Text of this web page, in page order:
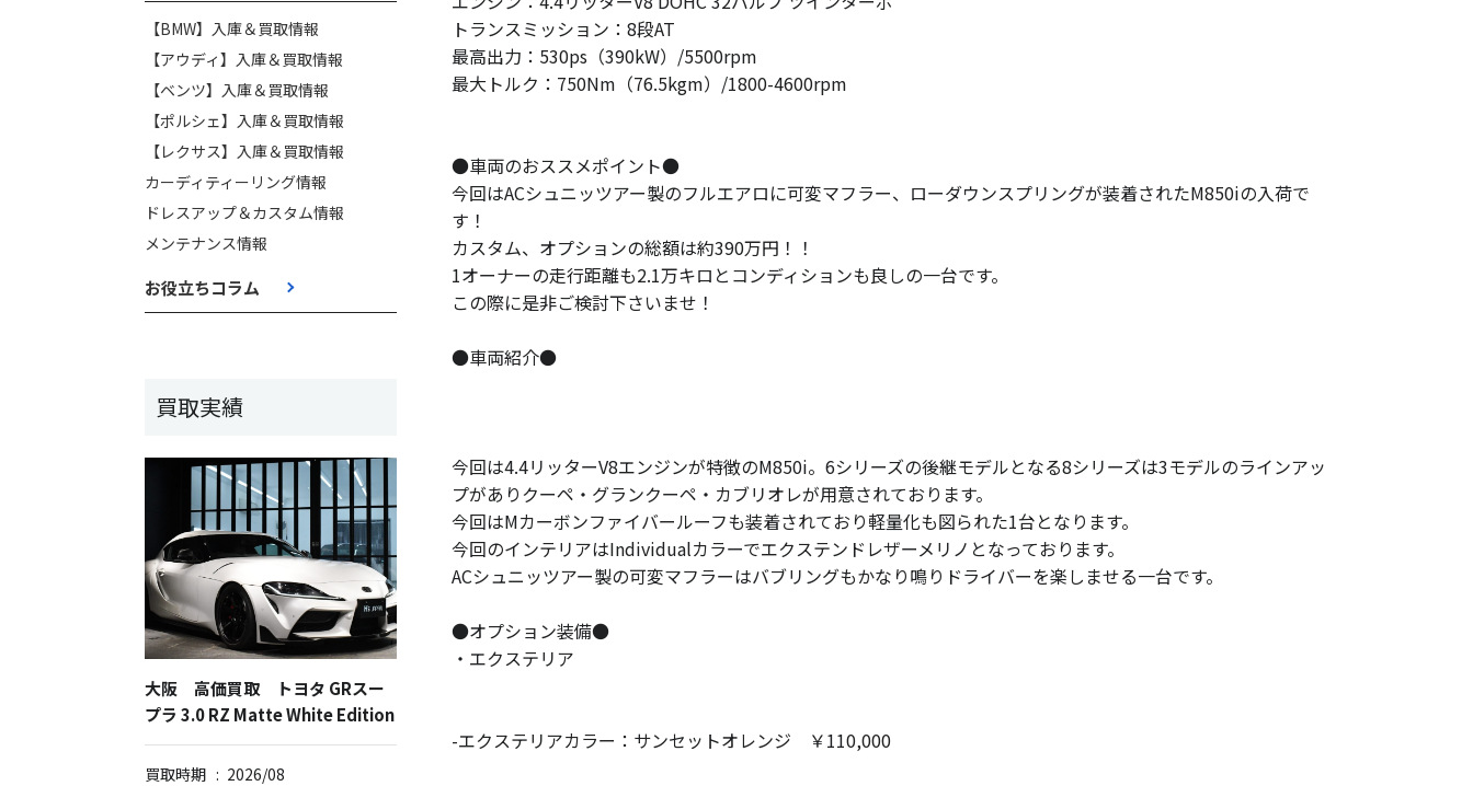
【BMW】入庫＆買取情報
【アウディ】入庫＆買取情報
【ベンツ】入庫＆買取情報
【ポルシェ】入庫＆買取情報
【レクサス】入庫＆買取情報
カーディティーリング情報
ドレスアップ＆カスタム情報
メンテナンス情報
お役立ちコラム
買取実績
大阪 高価買取 トヨタ GRスー
プラ 3.0 RZ Matte White Edition
買取時期 : 2026/08
トランスミッション：8段AT
最高出力：530ps（390kW）/5500rpm
最大トルク：750Nm（76.5kgm）/1800-4600rpm
●車両のおススメポイント●
今回はACシュニッツアー製のフルエアロに可変マフラー、ローダウンスプリングが装着されたM850iの入荷で
す！
カスタム、オプションの総額は約390万円！！
1オーナーの走行距離も2.1万キロとコンディションも良しの一台です。
この際に是非ご検討下さいませ！
●車両紹介●
今回は4.4リッターV8エンジンが特徴のM850i。6シリーズの後継モデルとなる8シリーズは3モデルのラインアッ
プがありクーペ・グランクーペ・カブリオレが用意されております。
今回はMカーボンファイバールーフも装着されており軽量化も図られた1台となります。
今回のインテリアはIndividualカラーでエクステンドレザーメリノとなっております。
ACシュニッツアー製の可変マフラーはバブリングもかなり鳴りドライバーを楽しませる一台です。
●オプション装備●
・エクステリア
-エクステリアカラー：サンセットオレンジ ￥110,000